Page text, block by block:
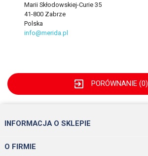
Marii Skłodowskiej-Curie 35
41-800 Zabrze
Polska
info@merida.pl
exit_to_app PORÓWNANIE (0)
INFORMACJA O SKLEPIE
O FIRMIE